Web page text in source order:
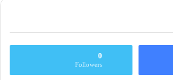
0
Followers